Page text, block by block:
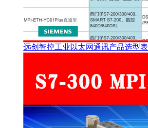
远创智控工业以太网通讯产品选型表